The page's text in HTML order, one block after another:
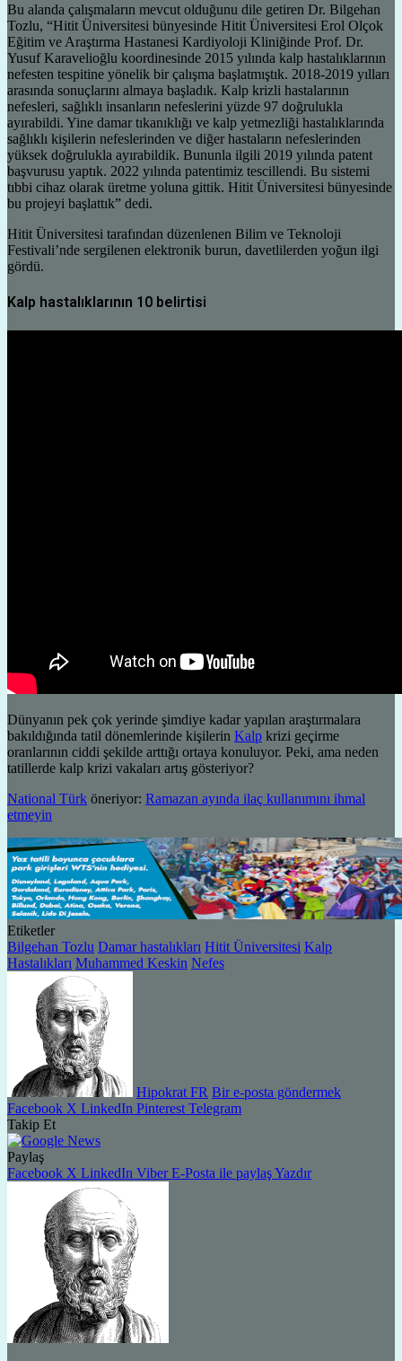
Bu alanda çalışmaların mevcut olduğunu dile getiren Dr. Bilgehan
Tozlu, “Hitit Üniversitesi bünyesinde Hitit Üniversitesi Erol Olçok
Eğitim ve Araştırma Hastanesi Kardiyoloji Kliniğinde Prof. Dr.
Yusuf Karavelioğlu koordinesinde 2015 yılında kalp hastalıklarının
nefesten tespitine yönelik bir çalışma başlatmıştık. 2018-2019 yılları
arasında sonuçlarını almaya başladık. Kalp krizli hastalarının
nefesleri, sağlıklı insanların nefeslerini yüzde 97 doğrulukla
ayırabildi. Yine damar tıkanıklığı ve kalp yetmezliği hastalıklarında
sağlıklı kişilerin nefeslerinden ve diğer hastaların nefeslerinden
yüksek doğrulukla ayırabildik. Bununla ilgili 2019 yılında patent
başvurusu yaptık. 2022 yılında patentimiz tescillendi. Bu sistemi
tıbbi cihaz olarak üretme yoluna gittik. Hitit Üniversitesi bünyesinde
bu projeyi başlattık” dedi.
Hitit Üniversitesi tarafından düzenlenen Bilim ve Teknoloji
Festivali’nde sergilenen elektronik burun, davetlilerden yoğun ilgi
gördü.
Kalp hastalıklarının 10 belirtisi
Dünyanın pek çok yerinde şimdiye kadar yapılan araştırmalara
bakıldığında tatil dönemlerinde kişilerin Kalp krizi geçirme
oranlarının ciddi şekilde arttığı ortaya konuluyor. Peki, ama neden
tatillerde kalp krizi vakaları artış gösteriyor?
National Türk öneriyor: Ramazan ayında ilaç kullanımını ihmal
etmeyin
Etiketler
Bilgehan Tozlu Damar hastalıkları Hitit Üniversitesi Kalp
Hastalıkları Muhammed Keskin Nefes
Hipokrat FR Bir e-posta göndermek
Facebook X LinkedIn Pinterest Telegram
Takip Et
Paylaş
Facebook X LinkedIn Viber E-Posta ile paylaşYazdır